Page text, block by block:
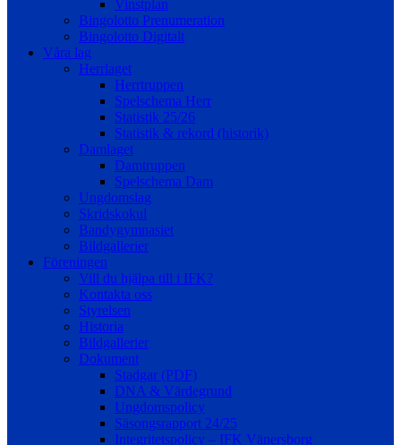
Vinstplan
Bingolotto Prenumeration
Bingolotto Digitalt
Våra lag
Herrlaget
Herrtruppen
Spelschema Herr
Statistik 25/26
Statistik & rekord (historik)
Damlaget
Damtruppen
Spelschema Dam
Ungdomslag
Skridskokul
Bandygymnasiet
Bildgallerier
Föreningen
Vill du hjälpa till i IFK?
Kontakta oss
Styrelsen
Historia
Bildgallerier
Dokument
Stadgar (PDF)
DNA & Värdegrund
Ungdomspolicy
Säsongsrapport 24/25
Integritetspolicy – IFK Vänersborg